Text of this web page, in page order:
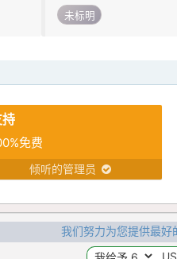
未标明
免费
倾听的管理员
我们努力为您提供最好